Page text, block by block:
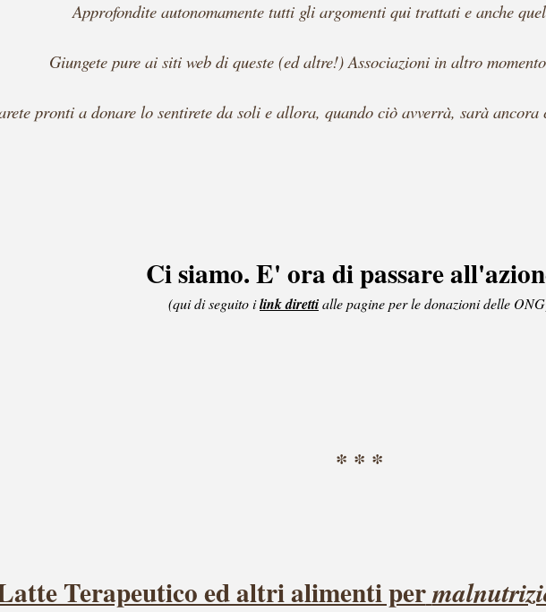
Approfondite autonomamente tutti gli argomenti qui trattati e anche
Giungete pure ai siti web di queste (ed altre!) Associazioni in altro
pronti a donare lo sentirete da soli e allora, quando ciò avverrà, sarà
Ci siamo. E' ora di passare
(qui di seguito ilink direttialle pagine per le donazioni delle
* * *
Terapeutico ed altri alimenti per